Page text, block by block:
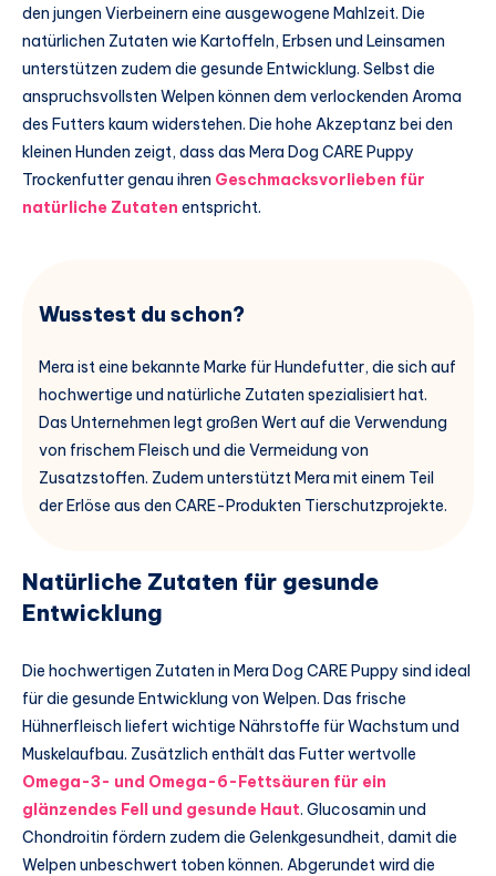
den jungen Vierbeinern eine ausgewogene Mahlzeit. Die
natürlichen Zutaten wie Kartoffeln, Erbsen und Leinsamen
unterstützen zudem die gesunde Entwicklung. Selbst die
anspruchsvollsten Welpen können dem verlockenden Aroma
des Futters kaum widerstehen. Die hohe Akzeptanz bei den
kleinen Hunden zeigt, dass das Mera Dog CARE Puppy
Trockenfutter genau ihren Geschmacksvorlieben für
natürliche Zutaten entspricht.
Wusstest du schon?
Mera ist eine bekannte Marke für Hundefutter, die sich auf
hochwertige und natürliche Zutaten spezialisiert hat.
Das Unternehmen legt großen Wert auf die Verwendung
von frischem Fleisch und die Vermeidung von
Zusatzstoffen. Zudem unterstützt Mera mit einem Teil
der Erlöse aus den CARE-Produkten Tierschutzprojekte.
Natürliche Zutaten für gesunde
Entwicklung
Die hochwertigen Zutaten in Mera Dog CARE Puppy sind ideal
für die gesunde Entwicklung von Welpen. Das frische
Hühnerfleisch liefert wichtige Nährstoffe für Wachstum und
Muskelaufbau. Zusätzlich enthält das Futter wertvolle
Omega-3- und Omega-6-Fettsäuren für ein
glänzendes Fell und gesunde Haut. Glucosamin und
Chondroitin fördern zudem die Gelenkgesundheit, damit die
Welpen unbeschwert toben können. Abgerundet wird die